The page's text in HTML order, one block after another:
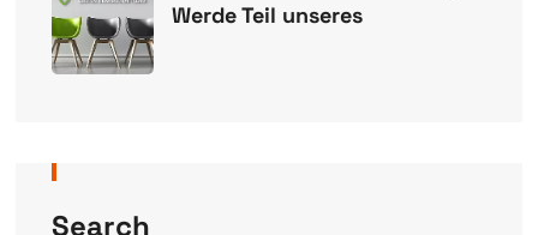
Werde Teil unseres
Search